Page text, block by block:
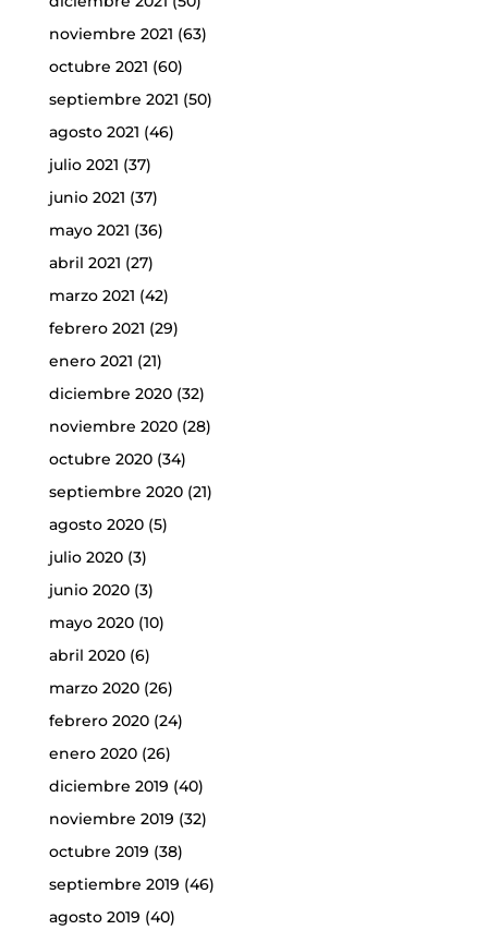
noviembre 2021 (63)
octubre 2021 (60)
septiembre 2021 (50)
agosto 2021 (46)
julio 2021 (37)
junio 2021 (37)
mayo 2021 (36)
abril 2021 (27)
marzo 2021 (42)
febrero 2021 (29)
enero 2021 (21)
diciembre 2020(32)
noviembre 2020(28)
octubre 2020(34)
septiembre 2020(21)
agosto 2020(5)
julio 2020(3)
junio 2020(3)
mayo 2020(10)
abril 2020(6)
marzo 2020(26)
febrero 2020(24)
enero 2020(26)
diciembre 2019 (40)
noviembre 2019 (32)
octubre 2019 (38)
septiembre 2019 (46)
agosto 2019 (40)